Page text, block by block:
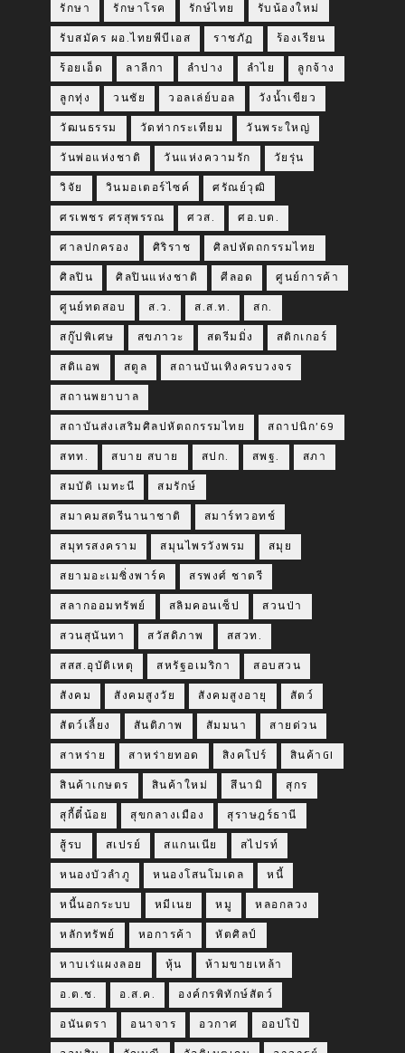
รักษา รักษาโรค รักษ์ไทย รับน้องใหม่
รับสมัคร ผอ.ไทยพีบีเอส ราชภัฏ ร้องเรียน
ร้อยเอ็ด ลาลีกา ลำปาง ลำไย ลูกจ้าง
ลูกทุ่ง วนชัย วอลเล่ย์บอล วังน้ำเขียว
วัฒนธรรม วัดท่ากระเทียม วันพระใหญ่
วันพ่อแห่งชาติ วันแห่งความรัก วัยรุ่น
วิจัย วินมอเตอร์ไซค์ ศรัณย์วุฒิ
ศรเพชร ศรสุพรรณ ศวส. ศอ.บต.
ศาลปกครอง ศิริราช ศิลปหัตถกรรมไทย
ศิลปิน ศิลปินแห่งชาติ ศีลอด ศูนย์การค้า
ศูนย์ทดสอบ ส.ว. ส.ส.ท. สก.
สกู๊ปพิเศษ สขภาวะ สตรีมมิ่ง สติกเกอร์
สติแอพ สตูล สถานบันเทิงครบวงจร
สถานพยาบาล
สถาบันส่งเสริมศิลปหัตถกรรมไทย สถาปนิก’69
สทท. สบาย สบาย สปก. สพฐ. สภา
สมบัติ เมทะนี สมรักษ์
สมาคมสตรีนานาชาติ สมาร์ทวอทช์
สมุทรสงคราม สมุนไพรวังพรม สมุย
สยามอะเมซิ่งพาร์ค สรพงศ์ ชาตรี
สลากออมทรัพย์ สลิมคอนเซ็ป สวนป่า
สวนสุนันทา สวัสดิภาพ สสวท.
สสส.อุบัติเหตุ สหรัฐอเมริกา สอบสวน
สังคม สังคมสูงวัย สังคมสูงอายุ สัตว์
สัตว์เลี้ยง สันติภาพ สัมมนา สายด่วน
สาหร่าย สาหร่ายทอด สิงคโปร์ สินค้าGI
สินค้าเกษตร สินค้าใหม่ สึนามิ สุกร
สุกี้ตี๋น้อย สุขกลางเมือง สุราษฎร์ธานี
สู้รบ สเปรย์ สแกนเนีย สไปรท์
หนองบัวลำภู หนองโสนโมเดล หนี้
หนี้นอกระบบ หมีเนย หมู หลอกลวง
หลักทรัพย์ หอการค้า หัตศิลป์
หาบเร่แผงลอย หุ้น ห้ามขายเหล้า
อ.ต.ช. อ.ส.ค. องค์กรพิทักษ์สัตว์
อนันตรา อนาจาร อวกาศ ออปโป้